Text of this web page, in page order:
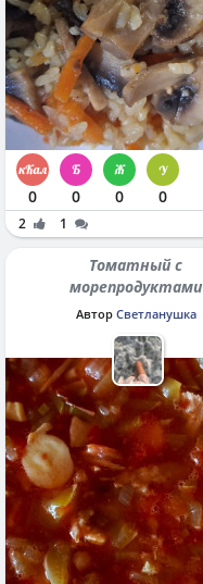
0 0 0 0
2 1
Томатный с
морепродуктами
Автор Светланушка